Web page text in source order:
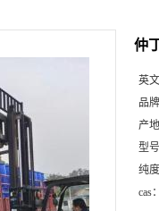
仲
英
品
产
型
纯
cas